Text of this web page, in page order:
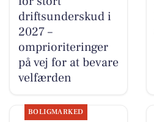
driftsunderskud i
2027 –
omprioriteringer
på vej for at bevare
velfærden
BOLIGMARKED